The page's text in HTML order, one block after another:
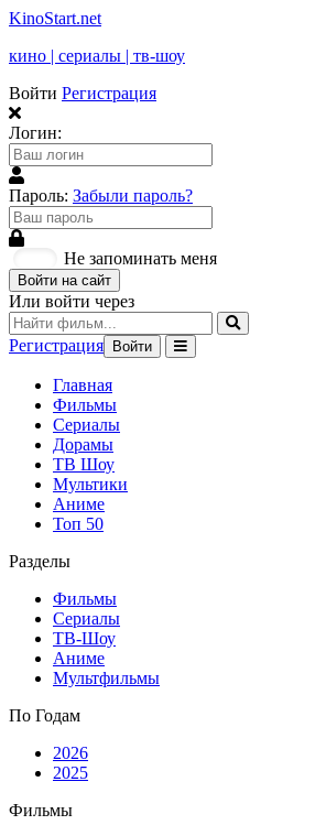
KinoStart.net
кино | сериалы | тв-шоу
Войти Регистрация
Логин:
Пароль: Забыли пароль?
Не запоминать меня
Войти на сайт
Или войти через
Регистрация Войти
Главная
Фильмы
Сериалы
Дорамы
ТВ Шоу
Мультики
Аниме
Топ 50
Разделы
Фильмы
Сериалы
ТВ-Шоу
Аниме
Мультфильмы
По Годам
2026
2025
Фильмы